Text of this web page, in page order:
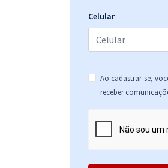
Celular
Ao cadastrar-se,
receber